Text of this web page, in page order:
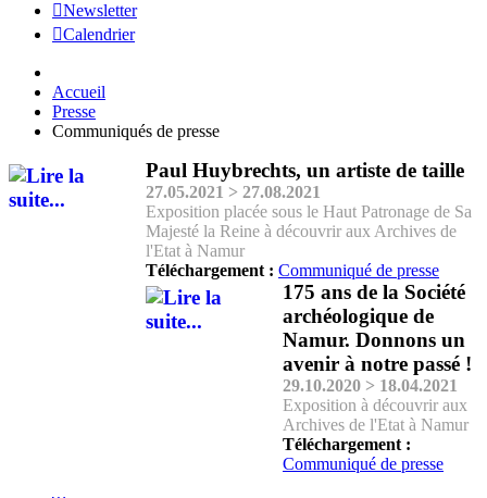
Newsletter
Calendrier
Accueil
Presse
Communiqués de presse
Paul Huybrechts, un artiste de taille
27.05.2021 > 27.08.2021
Exposition placée sous le Haut Patronage de Sa
Majesté la Reine à découvrir aux Archives de
l'Etat à Namur
Téléchargement : Communiqué de presse
175 ans de la Société
archéologique de
Namur. Donnons un
avenir à notre passé !
29.10.2020 > 18.04.2021
Exposition à découvrir aux
Archives de l'Etat à Namur
Téléchargement :
Communiqué de presse